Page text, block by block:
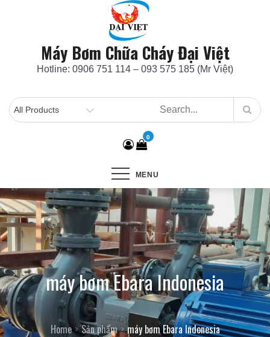
Máy Bơm Chữa Cháy Đại Việt
Hotline: 0906 751 114 – 093 575 185 (Mr Việt)
0
MENU
máy bơm Ebara Indonesia
Home Sản phẩm máy bơm Ebara Indonesia